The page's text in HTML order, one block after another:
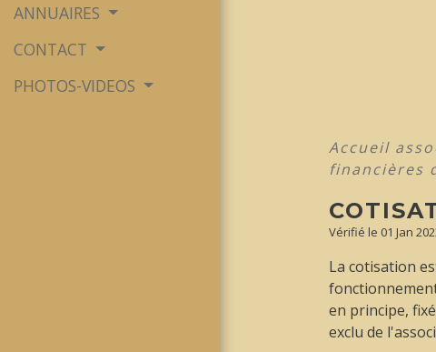
ANNUAIRES
CONTACT
PHOTOS-VIDEOS
Accueil
financières
Vérifié le 01 Jan
La cotisation
en principe,
exclu de